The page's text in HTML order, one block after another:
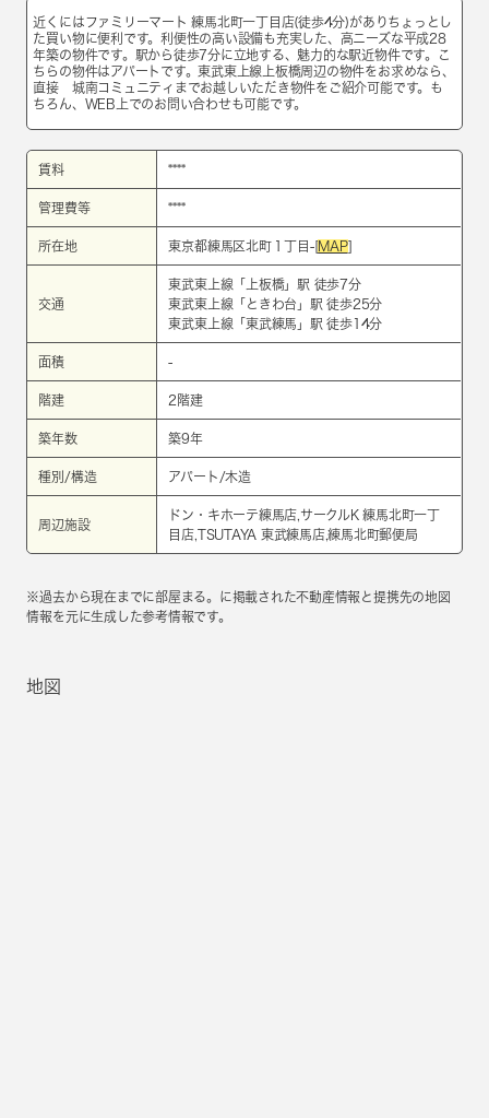
近くにはファミリーマート 練馬北町一丁目店(徒歩4分)がありちょっとし
た買い物に便利です。利便性の高い設備も充実した、高ニーズな平成28
年築の物件です。駅から徒歩7分に立地する、魅力的な駅近物件です。こ
ちらの物件はアパートです。東武東上線上板橋周辺の物件をお求めなら、
直接 城南コミュニティまでお越しいただき物件をご紹介可能です。も
ちろん、WEB上でのお問い合わせも可能です。
賃料 ****
管理費等 ****
所在地 東京都練馬区北町１丁目-[ MAP]
交通
東武東上線 「 上板橋」駅 徒歩7分
東武東上線 「 ときわ台 」駅 徒歩25分
東武東上線 「 東武練馬 」駅 徒歩14分
面積 -
階建 2階建
築年数 築9年
種別/構造 アパート/木造
周辺施設
ドン・キホーテ練馬店,サークルK 練馬北町一丁
目店,TSUTAYA 東武練馬店,練馬北町郵便局
※過去から現在までに部屋まる。に掲載された不動産情報と提携先の地図
情報を元に生成した参考情報です。
地図